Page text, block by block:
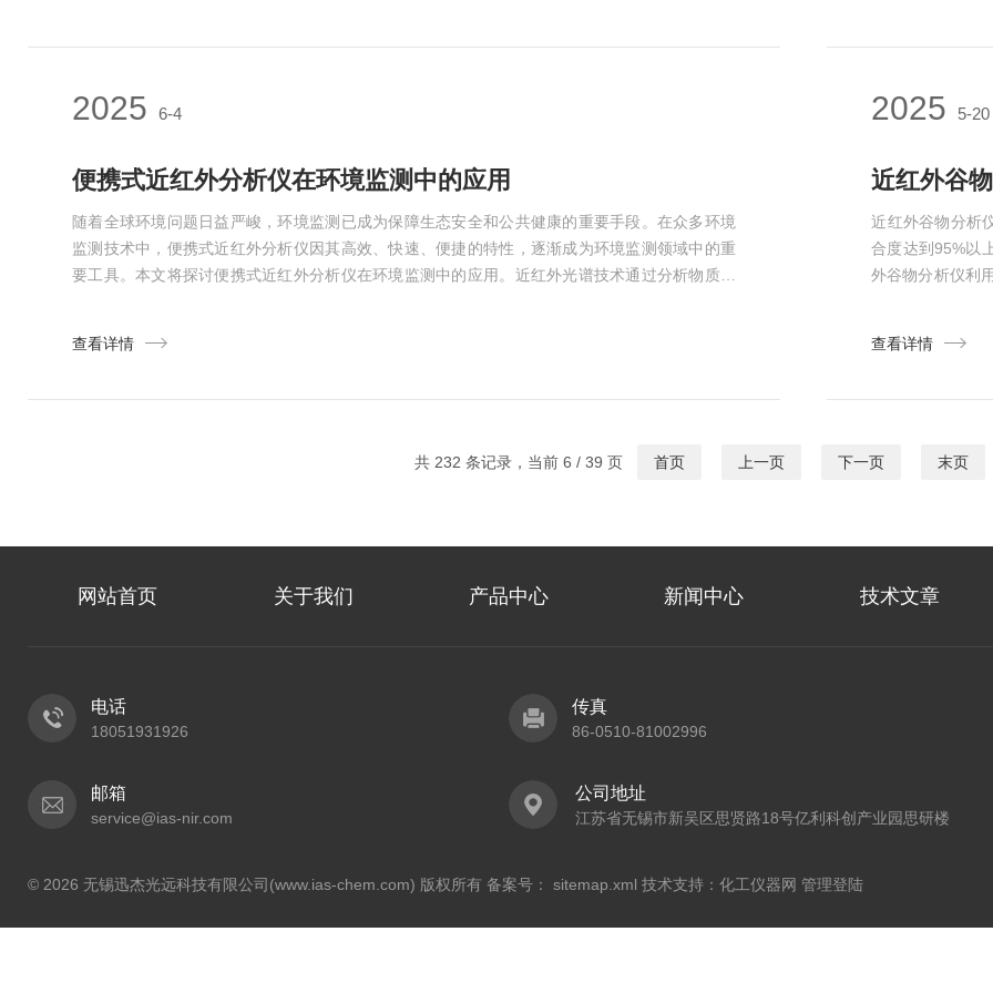
2025 6-4
便携式近红外分析仪在环境监测中的应用
随着全球环境问题日益严峻，环境监测已成为保障生态安全和公共健康的重要手段。在众多环境
监测技术中，便携式近红外分析仪因其高效、快速、便捷的特性，逐渐成为环境监测领域中的重
要工具。本文将探讨便携式近红外分析仪在环境监测中的应用。近红外光谱技术通过分析物质在
量监测中的应用尤为突出。空气中的主要污染物如二氧化硫、氮氧化...
查看详情
2025 5-20
近红外谷物分析
合度达到95%以
外谷物分析仪利
含量‌。近红外谷
查看详情
共 232 条记录，当前 6 / 39 页 首页 上一页 下一页 末页
网站首页 关于我们 产品中心 新闻中心 技术文章
电话
18051931926
传真
86-0510-81002996
邮箱
service@ias-nir.com
公司地址
江苏省无锡市新吴区思贤路18号亿利科创产业园思研楼
© 2026 无锡迅杰光远科技有限公司(www.ias-chem.com) 版权所有 备案号： sitemap.xml 技术支持： 化工仪器网 管理登陆